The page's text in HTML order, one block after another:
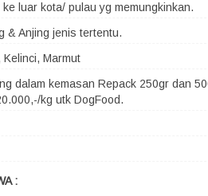
luar kota/ pulau yg memungkinkan.
& Anjing jenis tertentu.
Kelinci, Marmut
dalam kemasan Repack 250gr dan
kg utk DogFood.
: